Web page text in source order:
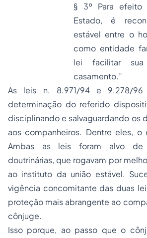
§ 3º Para
Estado, é
estável entre o
como entidade
lei facilitar sua
casamento.”
As leis n. 8.971/94 e 9.278/96
determinação do referido
disciplinando e salvaguardando os
aos companheiros. Dentre eles, o
Ambas as leis foram alvo de
doutrinárias, que rogavam por
ao instituto da união estável.
vigência concomitante das duas
proteção mais abrangente ao
cônjuge.
Isso porque, ao passo que o